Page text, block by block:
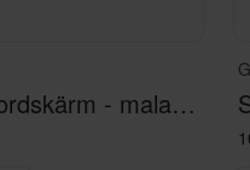
Contrast bordskärm - malaga green